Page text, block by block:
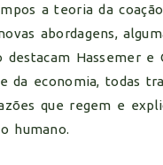
a teoria da
abordagens,
destacam Hassemer e
da economia, todas
que regem e
humano.